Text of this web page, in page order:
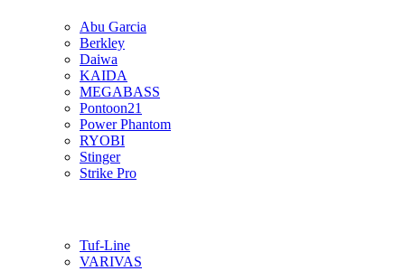
Abu Garcia
Berkley
Daiwa
KAIDA
MEGABASS
Pontoon21
Power Phantom
RYOBI
Stinger
Strike Pro
Tuf-Line
VARIVAS